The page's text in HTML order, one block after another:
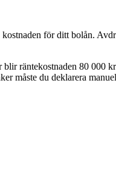
för ditt bolån.
räntekostnaden 80 000
måste du deklarera